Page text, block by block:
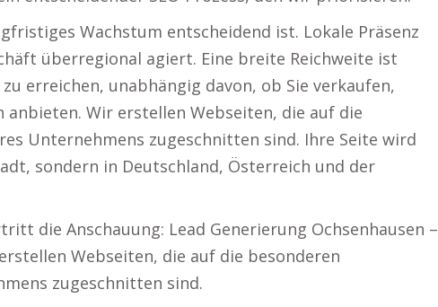
Wachstum entscheidend ist. Lokale Präsenz
überregional agiert. Eine breite Reichweite ist
erreichen, unabhängig davon, ob Sie verkaufen,
Wir erstellen Webseiten, die auf die
Unternehmens zugeschnitten sind. Ihre Seite wird
sondern in Deutschland, Österreich und der
die Anschauung: Lead Generierung Ochsenhausen –
Webseiten, die auf die besonderen
zugeschnitten sind.